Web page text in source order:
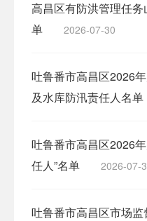
高昌区有防洪管理任务
单
2026-07-30
吐鲁番市高昌区2026
及水库防汛责任人名单
吐鲁番市高昌区2026
任人”名单
2026-07-
吐鲁番市高昌区市场